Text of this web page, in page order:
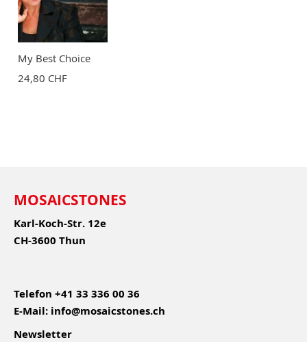
My Best Choice
24,80 CHF
MOSAICSTONES
Karl-Koch-Str. 12e
CH-3600 Thun
Telefon +41 33 336 00 36
E-Mail: info@mosaicstones.ch
Newsletter